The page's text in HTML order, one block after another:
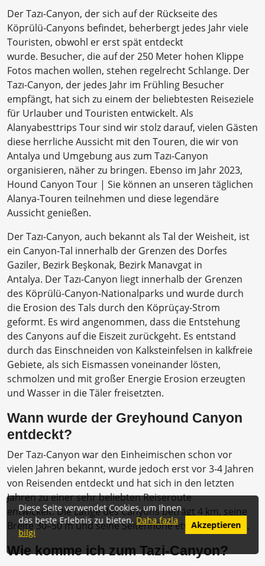
Der Tazı-Canyon, der sich auf der Rückseite des
Köprülü-Canyons befindet, beherbergt jedes Jahr viele
Touristen, obwohl er erst spät entdeckt
wurde. Besucher, die auf der 250 Meter hohen Klippe
Fotos machen wollen, stehen regelrecht Schlange. Der
Tazı-Canyon, der jedes Jahr im Frühling Besucher
empfängt, hat sich zu einem der beliebtesten Reiseziele
für Urlauber und Touristen entwickelt. Als
Alanyabesttrips Tour sind wir stolz darauf, vielen Gästen
diese herrliche Aussicht mit den Touren, die wir von
Antalya und Umgebung aus zum Tazı-Canyon
organisieren, näher zu bringen. Ebenso im Jahr 2023,
Hound Canyon Tour | Sie können an unseren täglichen
Alanya-Touren teilnehmen und diese legendäre
Aussicht genießen.
Der Tazı-Canyon, auch bekannt als Tal der Weisheit, ist
ein Canyon-Tal innerhalb der Grenzen des Dorfes
Gaziler, Bezirk Beşkonak, Bezirk Manavgat in
Antalya. Der Tazı-Canyon liegt innerhalb der Grenzen
des Köprülü-Canyon-Nationalparks und wurde durch
die Erosion des Tals durch den Köprüçay-Strom
geformt. Es wird angenommen, dass die Entstehung
des Canyons auf die Eiszeit zurückgeht. Es entstand
durch das Einschneiden von Kalksteinfelsen in kalkfreie
Gebiete, als sich Eismassen voneinander lösten,
schmolzen und mit großer Energie Erosion erzeugten
und Wasser in die Täler freisetzten.
Wann wurde der Greyhound Canyon
entdeckt?
Der Tazı-Canyon war den Einheimischen schon vor
vielen Jahren bekannt, wurde jedoch erst vor 3-4 Jahren
von Reisenden entdeckt und hat sich in den letzten
Jahren zu einer sehr beliebten Reiseroute
entwickelt. Die Länge des Canyons beträgt 4 km, seine
Breite 30–50 m und seine Seitenhöhe etwa 300–400 m.
Wie komme ich zum Tazi-Canyon?
Diese Seite verwendet Cookies, um Ihnen
das beste Erlebnis zu bieten.Daha fazla
bilgi
Akzeptieren